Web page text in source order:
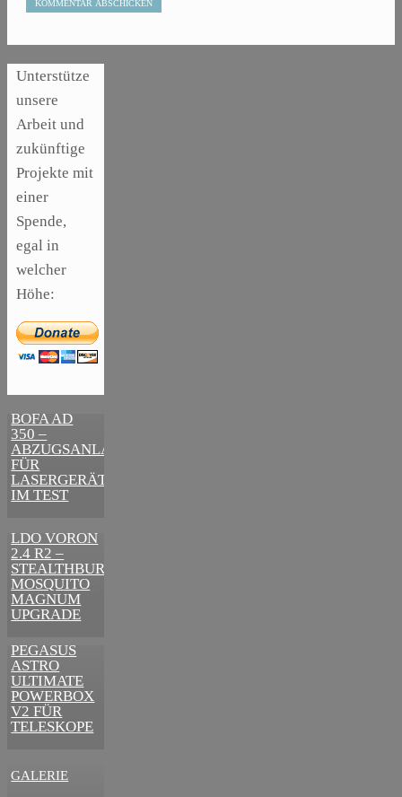
Unterstütze
unsere
Arbeit und
zukünftige
Projekte mit
einer
Spende,
egal in
welcher
Höhe:
BOFA AD
350 –
ABZUGSANLAGE
FÜR
LASERGERÄTE
IM TEST
ARTIKEL,
BEDEUTENDSTEN
SCHRITTE
ZUR
ERFOLGREICHEN
MARKENBILDUNG
IN DER
DIGITALEN
ÄRA
ARTIKEL,
SONSTIGE
LDO VORON
2.4 R2 –
STEALTHBURNER
MOSQUITO
MAGNUM
UPGRADE
3D-DRUCKER
PEGASUS
ASTRO
ULTIMATE
POWERBOX
V2 FÜR
TELESKOPE
ASTRONOMIE
GALERIE